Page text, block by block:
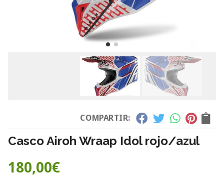
COMPARTIR:
Casco Airoh Wraap Idol rojo/azul
180,00€